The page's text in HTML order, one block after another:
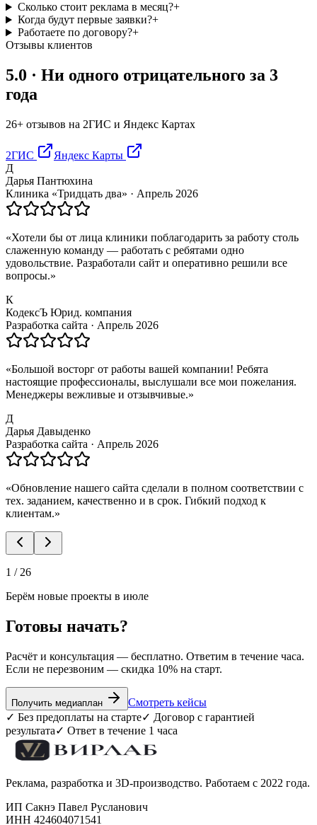
Сколько стоит реклама в месяц?+
Когда будут первые заявки?+
Работаете по договору?+
Отзывы клиентов
5.0 · Ни одного отрицательного за 3
года
26+ отзывов на 2ГИС и Яндекс Картах
2ГИС
Яндекс Карты
Д
Дарья Пантюхина
Клиника «Тридцать два» · Апрель 2026
«Хотели бы от лица клиники поблагодарить за работу столь
слаженную команду — работать с ребятами одно
удовольствие. Разработали сайт и оперативно решили все
вопросы.»
К
КодексЪ Юрид. компания
Разработка сайта · Апрель 2026
«Большой восторг от работы вашей компании! Ребята
настоящие профессионалы, выслушали все мои пожелания.
Менеджеры вежливые и отзывчивые.»
Д
Дарья Давыденко
Разработка сайта · Апрель 2026
«Обновление нашего сайта сделали в полном соответствии с
тех. заданием, качественно и в срок. Гибкий подход к
клиентам.»
1 / 26
Берём новые проекты в июле
Готовы начать?
Расчёт и консультация — бесплатно. Ответим в течение часа.
Если не перезвоним — скидка 10% на старт.
Получить медиаплан
Смотреть кейсы
✓ Без предоплаты на старте✓ Договор с гарантией
результата✓ Ответ в течение 1 часа
Реклама, разработка и 3D-производство. Работаем с 2022 года.
ИП Сакнэ Павел Русланович
ИНН 424604071541